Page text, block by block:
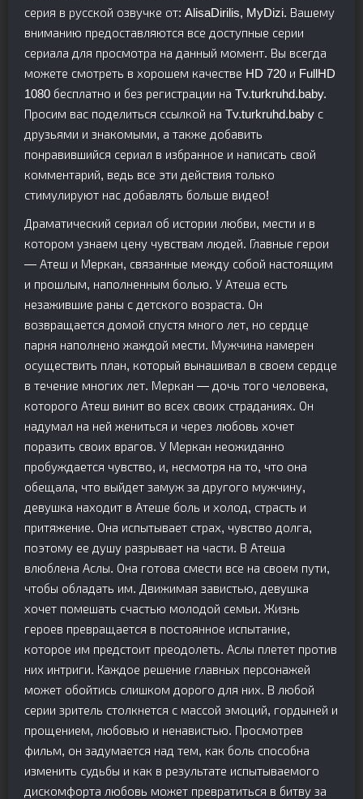
серия в русской озвучке от: AlisaDirilis, MyDizi. Вашему
вниманию предоставляются все доступные серии
сериала для просмотра на данный момент. Вы всегда
можете смотреть в хорошем качестве HD 720 и FullHD
1080 бесплатно и без регистрации на Tv.turkruhd.baby.
Просим вас поделиться ссылкой на Tv.turkruhd.baby с
друзьями и знакомыми, а также добавить
понравившийся сериал в избранное и написать свой
комментарий, ведь все эти действия только
стимулируют нас добавлять больше видео!
Драматический сериал об истории любви, мести и в
котором узнаем цену чувствам людей. Главные герои
— Атеш и Меркан, связанные между собой настоящим
и прошлым, наполненным болью. У Атеша есть
незажившие раны с детского возраста. Он
возвращается домой спустя много лет, но сердце
парня наполнено жаждой мести. Мужчина намерен
осуществить план, который вынашивал в своем сердце
в течение многих лет. Меркан — дочь того человека,
которого Атеш винит во всех своих страданиях. Он
надумал на ней жениться и через любовь хочет
поразить своих врагов. У Меркан неожиданно
пробуждается чувство, и, несмотря на то, что она
обещала, что выйдет замуж за другого мужчину,
девушка находит в Атеше боль и холод, страсть и
притяжение. Она испытывает страх, чувство долга,
поэтому ее душу разрывает на части. В Атеша
влюблена Аслы. Она готова смести все на своем пути,
чтобы обладать им. Движимая завистью, девушка
хочет помешать счастью молодой семьи. Жизнь
героев превращается в постоянное испытание,
которое им предстоит преодолеть. Аслы плетет против
них интриги. Каждое решение главных персонажей
может обойтись слишком дорого для них. В любой
серии зритель столкнется с массой эмоций, гордыней и
прощением, любовью и ненавистью. Просмотрев
фильм, он задумается над тем, как боль способна
изменить судьбы и как в результате испытываемого
дискомфорта любовь может превратиться в битву за